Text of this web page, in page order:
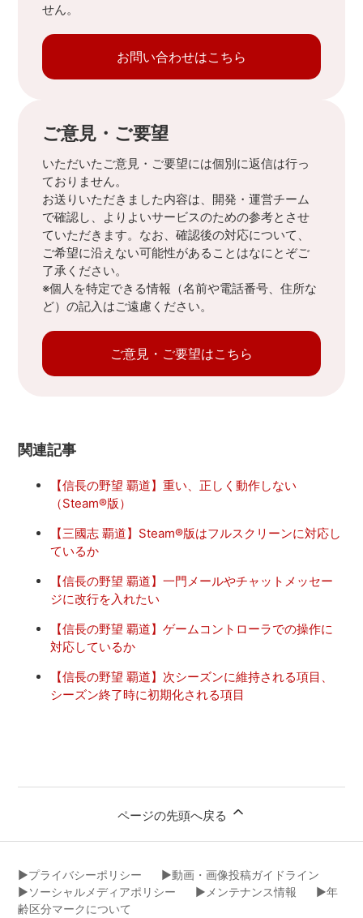
せん。
お問い合わせはこちら
ご意見・ご要望
いただいたご意見・ご要望には個別に返信は行っ
ておりません。
お送りいただきました内容は、開発・運営チーム
で確認し、よりよいサービスのための参考とさせ
ていただきます。なお、確認後の対応について、
ご希望に沿えない可能性があることはなにとぞご
了承ください。
※個人を特定できる情報（名前や電話番号、住所な
ど）の記入はご遠慮ください。
ご意見・ご要望はこちら
関連記事
【信長の野望 覇道】重い、正しく動作しない
（Steam®版）
【三國志 覇道】Steam®版はフルスクリーンに対応し
ているか
【信長の野望 覇道】一門メールやチャットメッセー
ジに改行を入れたい
【信長の野望 覇道】ゲームコントローラでの操作に
対応しているか
【信長の野望 覇道】次シーズンに維持される項目、
シーズン終了時に初期化される項目
ページの先頭へ戻る
▶︎プライバシーポリシー
▶︎動画・画像投稿ガイドライン
▶︎ソーシャルメディアポリシー
▶︎メンテナンス情報
▶︎年
齢区分マークについて